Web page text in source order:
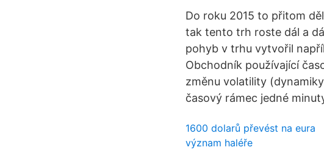
Do roku 2015 to přitom
tak tento trh roste dál a
pohyb v trhu vytvořil
Obchodník používající
změnu volatility
časový rámec jedné
1600 dolarů převést na eura
význam haléře